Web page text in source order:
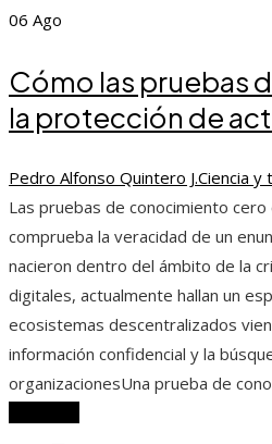
06 Ago
Cómo las pruebas
la protección de
Pedro Alfonso Quintero J.Ciencia y
Las pruebas de conocimiento
comprueba la veracidad de un
nacieron dentro del ámbito de la
digitales, actualmente hallan un
ecosistemas descentralizados
información confidencial y la
organizacionesUna prueba de